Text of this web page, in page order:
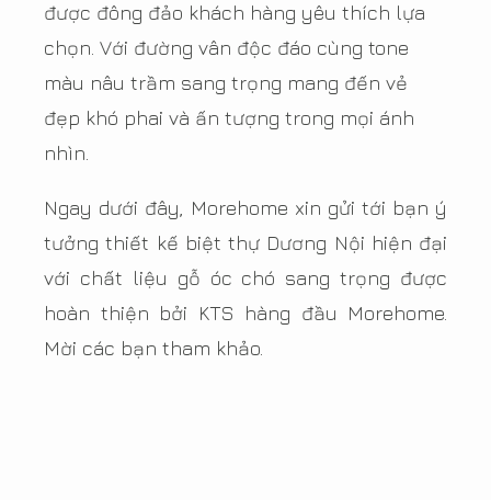
được đông đảo khách hàng yêu thích lựa
chọn. Với đường vân độc đáo cùng tone
màu nâu trầm sang trọng mang đến vẻ
đẹp khó phai và ấn tượng trong mọi ánh
nhìn.
Ngay dưới đây, Morehome xin gửi tới bạn ý
tưởng thiết kế biệt thự Dương Nội hiện đại
với chất liệu gỗ óc chó sang trọng được
hoàn thiện bởi KTS hàng đầu Morehome.
Mời các bạn tham khảo.